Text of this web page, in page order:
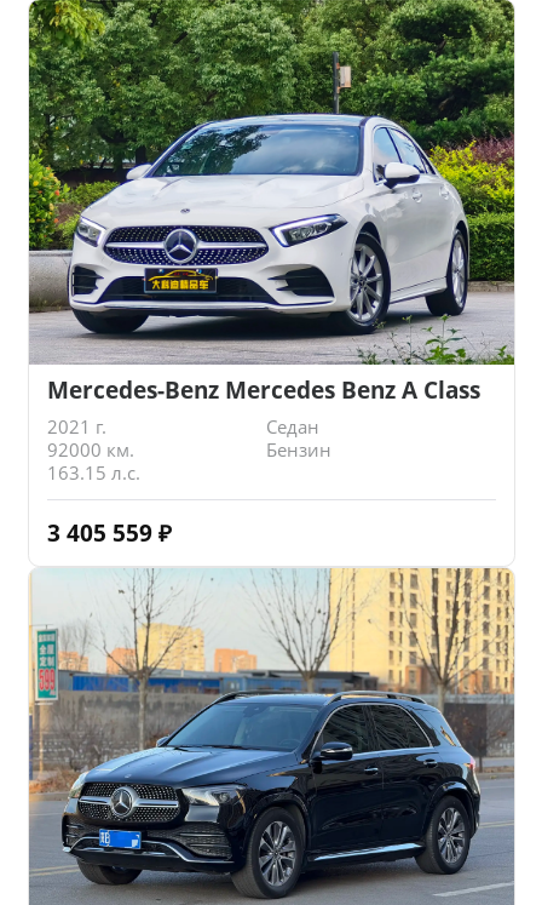
Mercedes-Benz Mercedes Benz A Class
2021 г.
Седан
92000 км.
Бензин
163.15 л.с.
3 405 559 ₽